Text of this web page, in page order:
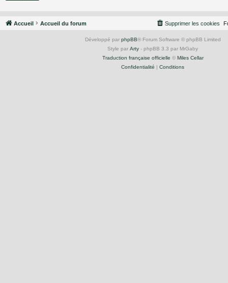
Accueil Accueil du forum Supprimer les cookies
Développé par phpBB® Forum Software © phpBB Limited
Style par Arty - phpBB 3.3 par MrGaby
Traduction française officielle © Miles Cellar
Confidentialité | Conditions